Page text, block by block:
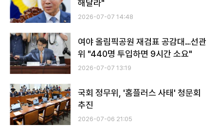
해달라"
2026-07-07 14:48
여야 올림픽공원 재검표 공감대…선관
위 "440명 투입하면 9시간 소요"
2026-07-07 13:19
국회 정무위, '홈플러스 사태' 청문회
추진
2026-07-06 21:05